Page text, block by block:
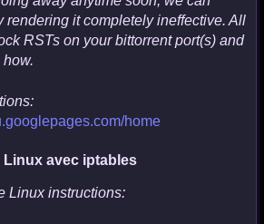
rendering it completely ineffective. All
RSTs on your bittorrent port(s) and
home
avec iptables
Linux instructions: